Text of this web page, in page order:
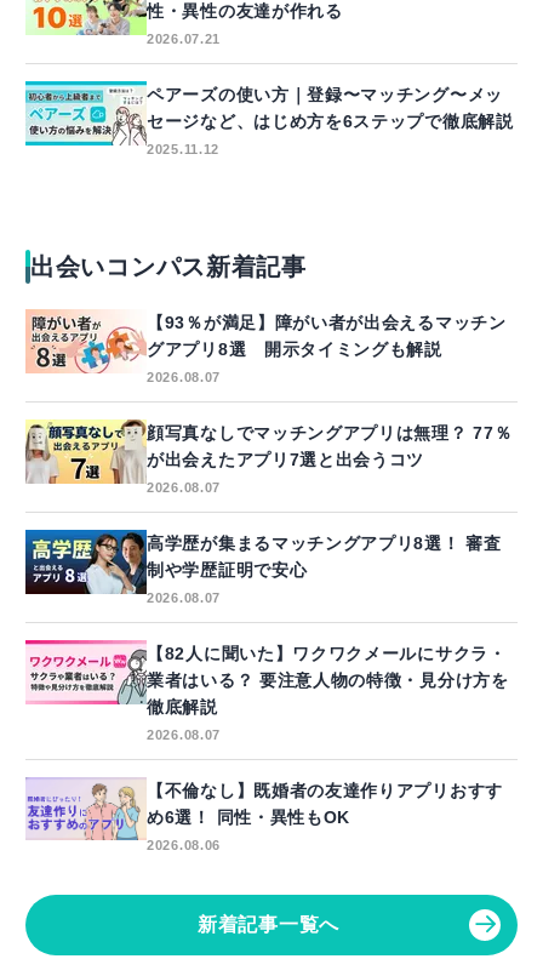
性・異性の友達が作れる
2026.07.21
ペアーズの使い方｜登録〜マッチング〜メッ
セージなど、はじめ方を6ステップで徹底解説
2025.11.12
出会いコンパス新着記事
【93％が満足】障がい者が出会えるマッチン
グアプリ8選 開示タイミングも解説
2026.08.07
顔写真なしでマッチングアプリは無理？ 77％
が出会えたアプリ7選と出会うコツ
2026.08.07
高学歴が集まるマッチングアプリ8選！ 審査
制や学歴証明で安心
2026.08.07
【82人に聞いた】ワクワクメールにサクラ・
業者はいる？ 要注意人物の特徴・見分け方を
徹底解説
2026.08.07
【不倫なし】既婚者の友達作りアプリおすす
め6選！ 同性・異性もOK
2026.08.06
新着記事一覧へ